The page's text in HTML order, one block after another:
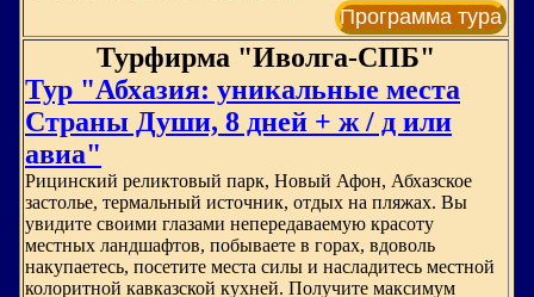
Программа тура
Турфирма "Иволга-СПБ"
Тур "Абхазия: уникальные места
Страны Души, 8 дней + ж / д или
авиа"
Рицинский реликтовый парк, Новый Афон, Абхазское
застолье, термальный источник, отдых на пляжах. Вы
увидите своими глазами непередаваемую красоту
местных ландшафтов, побываете в горах, вдоволь
накупаетесь, посетите места силы и насладитесь местной
колоритной кавказской кухней. Получите максимум